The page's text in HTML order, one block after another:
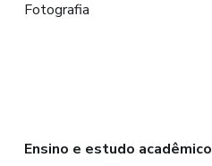
Fotografia
Ensino e estudo acadêmico